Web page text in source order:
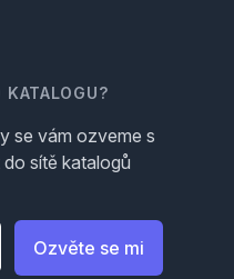
KATALOGU?
se vám ozveme s
sítě katalogů
Ozvěte se mi